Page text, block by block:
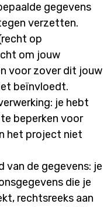
gegevens
verzetten.
op
om jouw
voor zover dit jouw
beïnvloedt.
je hebt
beperken voor
het project niet
van de gegevens: je
die je
rechtsreeks aan